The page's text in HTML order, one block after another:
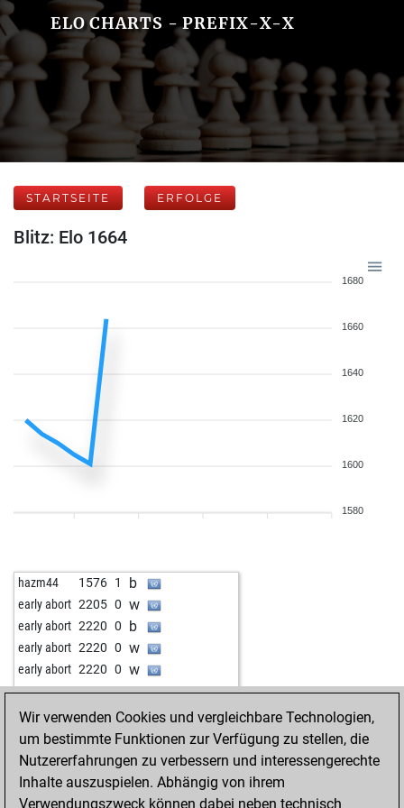
ELO CHARTS - PREFIX-X-X
STARTSEITE ERFOLGE
Blitz: Elo 1664
1680
1660
1640
1620
1600
1580
hazm44 1576 1 b
early abort 2205 0 w
early abort 2220 0 b
early abort 2220 0 w
early abort 2220 0 w
Wir verwenden Cookies und vergleichbare Technologien,
um bestimmte Funktionen zur Verfügung zu stellen, die
Nutzererfahrungen zu verbessern und interessengerechte
Inhalte auszuspielen. Abhängig von ihrem
Verwendungszweck können dabei neben technisch